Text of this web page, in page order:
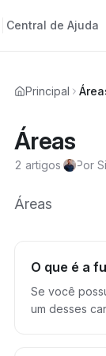
Central de Ajuda
Principal
Áreas
2 artigos Por
Áreas
O que é a
Se você
um desses canais você deve